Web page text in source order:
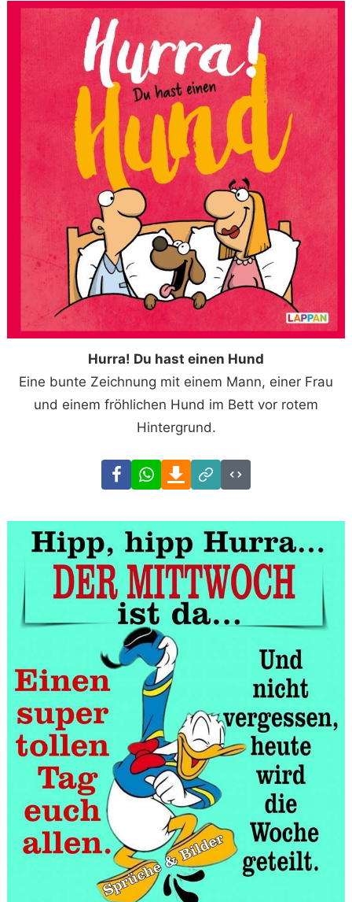
Hurra! Du hast einen Hund
Eine bunte Zeichnung mit einem Mann, einer Frau
und einem fröhlichen Hund im Bett vor rotem
Hintergrund.
FacebookWhatsAppDownload
Link
Code